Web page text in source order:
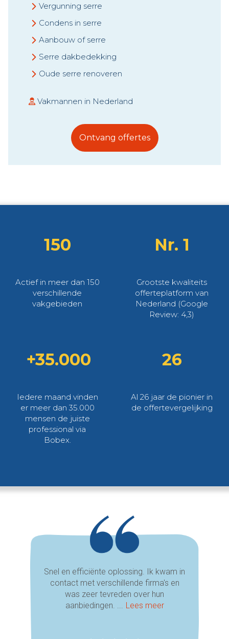
Vergunning serre
Condens in serre
Aanbouw of serre
Serre dakbedekking
Oude serre renoveren
Vakmannen in Nederland
Ontvang offertes
150
Actief in meer dan 150
verschillende
vakgebieden
Nr. 1
Grootste kwaliteits
offerteplatform van
Nederland (Google
Review: 4,3)
+35.000
Iedere maand vinden
er meer dan 35.000
mensen de juiste
professional via
Bobex.
26
Al 26 jaar de pionier in
de offertevergelijking
Snel en efficiënte oplossing. Ik kwam in
contact met verschillende firma's en
was zeer tevreden over hun
aanbiedingen. ... Lees meer